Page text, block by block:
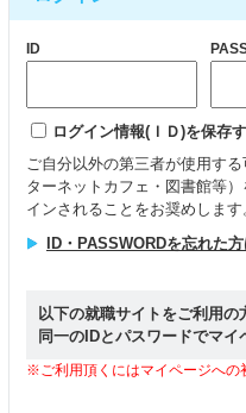
ID
ログイン情報(ＩＤ)を保存
ご自分以外の第三者が使用す
ターネットカフェ・図書館等
インされることをお奨めします
ID・PASSWORDを忘れた
以下の就職サイトをご利用の
同一のIDとパスワードでマ
※ご利用頂くにはマイページへの